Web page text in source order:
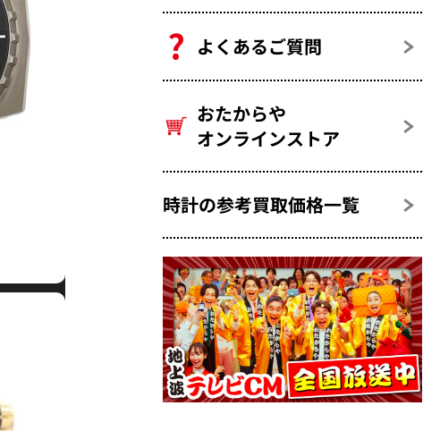
よくあるご質問
おたからや
オンラインストア
時計の参考買取価格一覧